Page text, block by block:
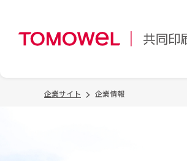
企業サイト 企業情報